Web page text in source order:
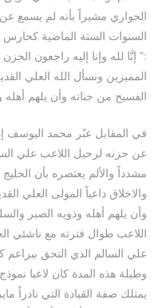
الحواري مشيراً بأنه لم يسمع
السنوات الستة الماضية
:” إنَّا لله وإنا إليه راجعون
المميزين ونسأل الله العلي
الفسيح من جناته وأن يلهم أهله
في المقابل عبّر محمد اليوسف
عن حزنه لرحيل اللاعب علي
مشدداً والألم يعتصره بأن
والاخلاق داعياً المولى العلي
وأن يلهم أهله وذويه الصبر
اللاعب طوال فترته مع ناشئي
وطيلة هذه المدة كان لاعبا
يمتلك صفة القيادة التي نادراً